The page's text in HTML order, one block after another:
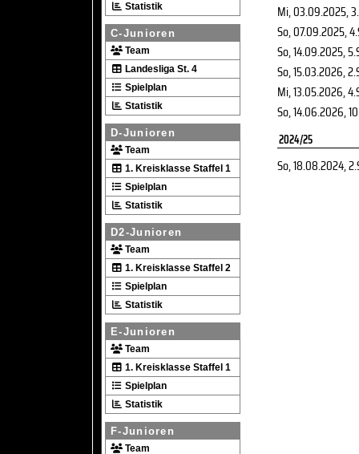
Statistik
C-Junioren
Team
Landesliga St. 4
Spielplan
Statistik
D-Junioren
Team
1. Kreisklasse Staffel 1
Spielplan
Statistik
D2-Junioren
Team
1. Kreisklasse Staffel 2
Spielplan
Statistik
E-Junioren
Team
1. Kreisklasse Staffel 1
Spielplan
Statistik
F-Junioren
Team
Mi, 03.09.2025,
So, 07.09.2025,
So, 14.09.2025,
So, 15.03.2026,
Mi, 13.05.2026,
So, 14.06.2026,
2024/25
So, 18.08.2024,